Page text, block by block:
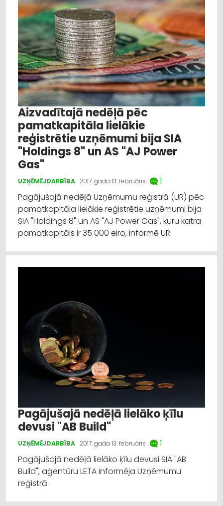
Aizvadītajā nedēļā pēc
pamatkapitāla lielākie
reģistrētie uzņēmumi bija SIA
"Holdings 8" un AS "AJ Power
Gas"
UZŅĒMĒJDARBĪBA 2017. gada 13. februāris
1
Pagājušajā nedēļā Uzņēmumu reģistrā (UR) pēc
pamatkapitāla lielākie reģistrētie uzņēmumi bija
SIA "Holdings 8" un AS "AJ Power Gas", kuru katra
pamatkapitāls ir 35 000 eiro, informē UR.
Pagājušajā nedēļā lielāko ķīlu
devusi "AB Build"
UZŅĒMĒJDARBĪBA 2017. gada 13. februāris
1
Pagājušajā nedēļā lielāko ķīlu devusi SIA "AB
Build", aģentūru LETA informēja Uzņēmumu
reģistrā.